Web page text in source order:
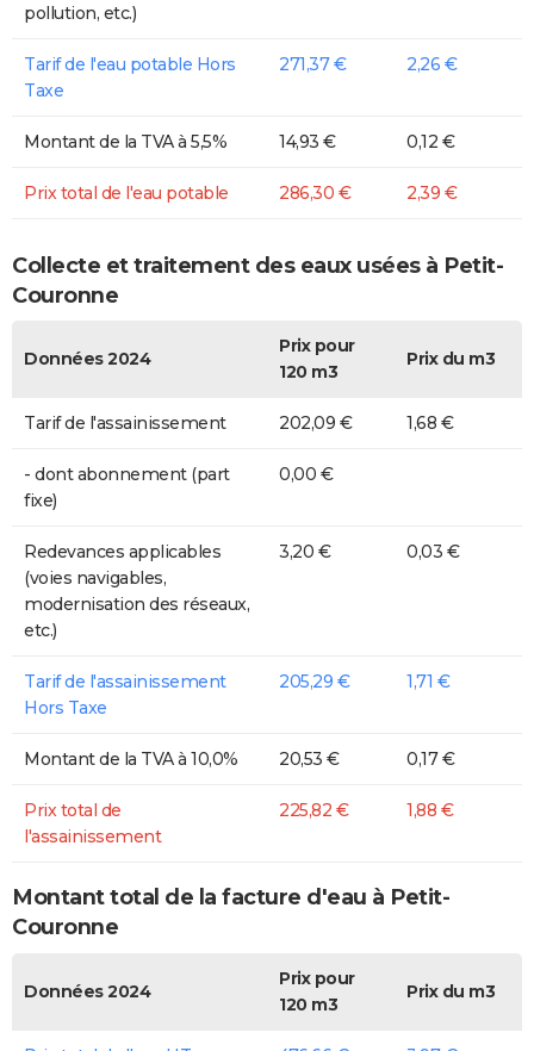
pollution, etc.)
Tarif de l'eau potable Hors
Taxe
271,37 € 2,26 €
Montant de la TVA à 5,5% 14,93 € 0,12 €
Prix total de l'eau potable 286,30 € 2,39 €
Collecte et traitement des eaux usées à Petit-
Couronne
Données 2024
Prix pour
120 m3
Prix du m3
Tarif de l'assainissement 202,09 € 1,68 €
- dont abonnement (part
fixe)
0,00 €
Redevances applicables
(voies navigables,
modernisation des réseaux,
etc.)
3,20 € 0,03 €
Tarif de l'assainissement
Hors Taxe
205,29 € 1,71 €
Montant de la TVA à 10,0% 20,53 € 0,17 €
Prix total de
l'assainissement
225,82 € 1,88 €
Montant total de la facture d'eau à Petit-
Couronne
Données 2024
Prix pour
120 m3
Prix du m3